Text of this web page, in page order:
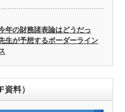
年の財務諸表論はどうだっ
が予想するボーダーライン
料）